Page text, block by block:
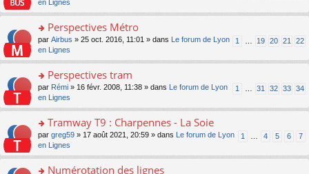
e
nt
ré
c
e
nt
n
lu
le
u
c
e
nt
n
o
n
lu
le
u
c
e
nt
m
e
s
s
a
n
o
n
lu
le
u
c
n
s
er
le
m
e
s
s
a
n
o
n
lu
le
en Lignes
o
n
s
er
le
m
e
s
s
a
Perspectives Métro
1 19 20 21 22
par Airbus » 25 oct. 2016, 11:01 » dans
Le forum de Lyon
en Lignes
o
n
s
er
le
m
e
s
Perspectives tram
1 31 32 33 34
par Rémi » 16 févr. 2008, 11:38 » dans
Le forum de Lyon
en Lignes
o
n
s
Tramway T9 : Charpennes - La Soie
1 4 5 6 7
par greg59 » 17 août 2021, 20:59 » dans
Le forum de Lyon
en Lignes
Numérotation des lignes